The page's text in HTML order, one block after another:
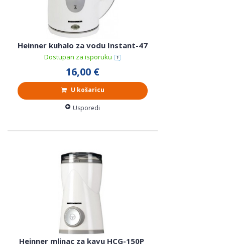
Heinner kuhalo za vodu Instant-47
Dostupan za isporuku
16,00 €
U košaricu
Usporedi
Heinner mlinac za kavu HCG-150P